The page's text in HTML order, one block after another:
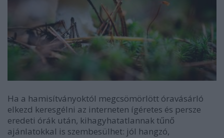
Ha a hamisítványoktól megcsömörlött óravásárló
elkezd keresgélni az interneten ígéretes és persze
eredeti órák után, kihagyhatatlannak tűnő
ajánlatokkal is szembesülhet: jól hangzó,